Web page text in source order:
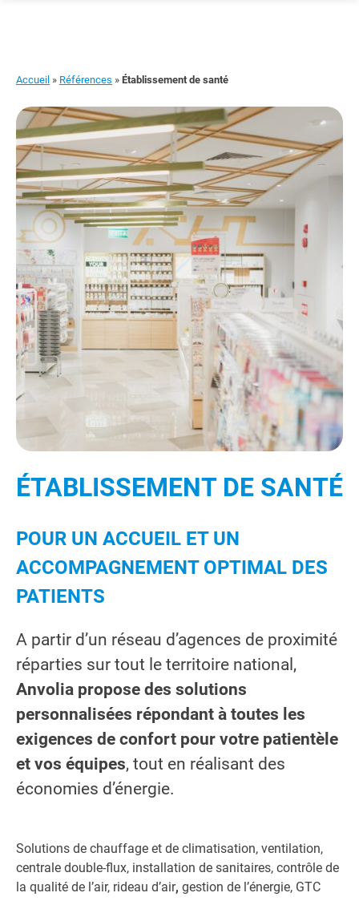
Accueil » Références » Établissement de santé
ÉTABLISSEMENT DE SANTÉ
POUR UN ACCUEIL ET UN
ACCOMPAGNEMENT OPTIMAL DES
PATIENTS
A partir d’un réseau d’agences de proximité
réparties sur tout le territoire national,
Anvolia propose des solutions
personnalisées répondant à toutes les
exigences de confort pour votre patientèle
et vos équipes, tout en réalisant des
économies d’énergie.
Solutions de chauffage et de climatisation, ventilation,
centrale double-flux, installation de sanitaires, contrôle de
la qualité de l’air, rideau d’air, gestion de l’énergie, GTC